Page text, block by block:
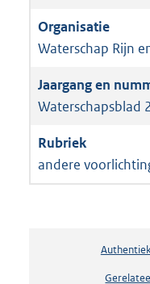
Waterschap Rijn
Waterschapsblad
andere